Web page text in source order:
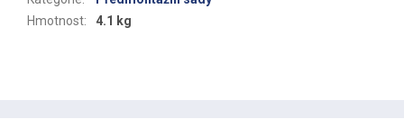
Hmotnost: 4.1 kg